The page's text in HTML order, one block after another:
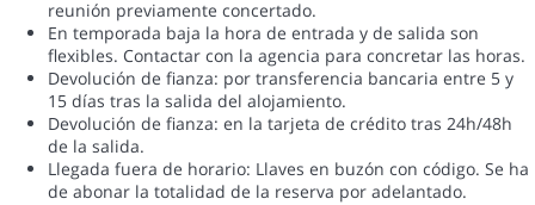
reunión previamente concertado.
En temporada baja la hora de entrada y de salida son
flexibles. Contactar con la agencia para concretar las horas.
Devolución de fianza: por transferencia bancaria entre 5 y
15 días tras la salida del alojamiento.
Devolución de fianza: en la tarjeta de crédito tras 24h/48h
de la salida.
Llegada fuera de horario: Llaves en buzón con código. Se ha
de abonar la totalidad de la reserva por adelantado.